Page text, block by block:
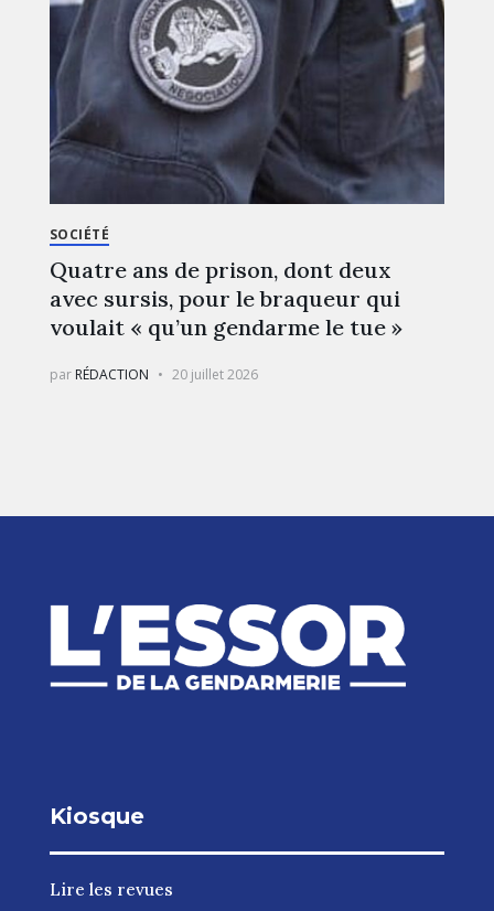
SOCIÉTÉ
Quatre ans de prison, dont deux
avec sursis, pour le braqueur qui
voulait « qu’un gendarme le tue »
par RÉDACTION 20 juillet 2026
Kiosque
Lire les revues